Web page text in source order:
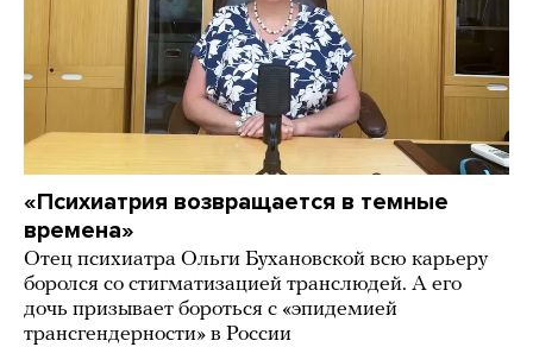
«Психиатрия возвращается в темные
времена»
Отец психиатра Ольги Бухановской всю карьеру
боролся со стигматизацией транслюдей. А его
дочь призывает бороться с «эпидемией
трансгендерности» в России